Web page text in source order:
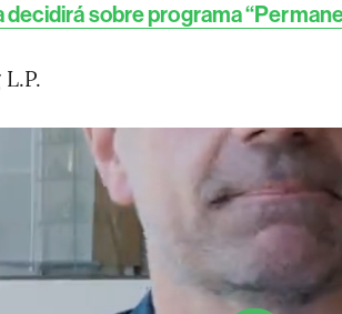
sobre programa